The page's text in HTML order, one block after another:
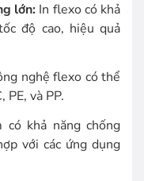
lớn: In flexo có khả
độ cao, hiệu quả
nghệ flexo có thể
PE, và PP.
có khả năng chống
với các ứng dụng